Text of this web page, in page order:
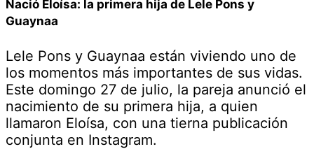
Nació Eloísa: la primera hija de Lele Pons y
Guaynaa
Lele Pons y Guaynaa están viviendo uno de
los momentos más importantes de sus vidas.
Este domingo 27 de julio, la pareja anunció el
nacimiento de su primera hija, a quien
llamaron Eloísa, con una tierna publicación
conjunta en Instagram.